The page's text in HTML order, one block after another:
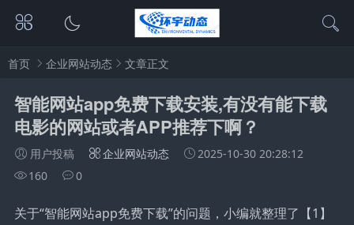
首页 企业网站动态 文章正文
智能网站app免费下载安装,有没有能下载
电影的网站或者APP推荐下啊？
用户投稿 企业网站动态
2025-10-30 20:28:12
160
0
关于“智能网站app免费下载”的问题，小编就整理了【1】